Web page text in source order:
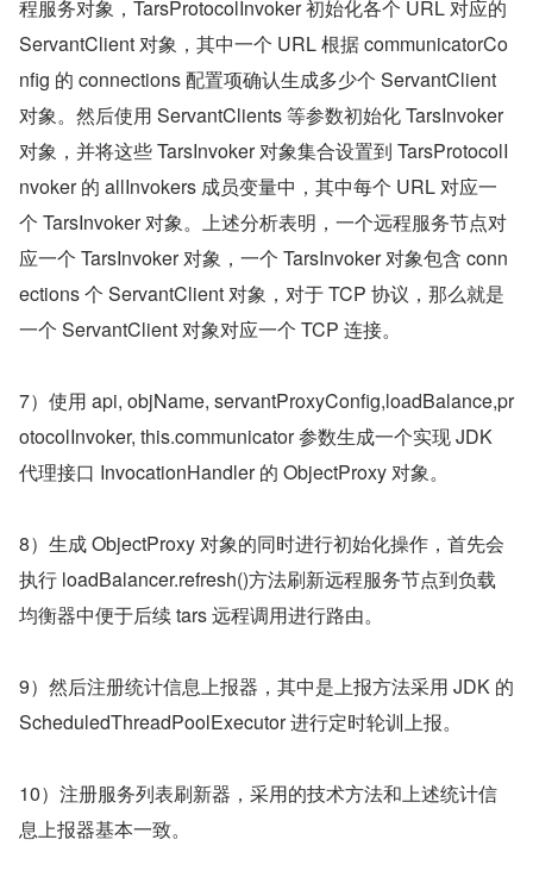
程服务对象，TarsProtocolInvoker 初始化各个 URL 对应的
ServantClient 对象，其中一个 URL 根据 communicatorCo
nfig 的 connections 配置项确认生成多少个 ServantClient
对象。然后使用 ServantClients 等参数初始化 TarsInvoker
对象，并将这些 TarsInvoker 对象集合设置到 TarsProtocolI
nvoker 的 allInvokers 成员变量中，其中每个 URL 对应一
个 TarsInvoker 对象。上述分析表明，一个远程服务节点对
应一个 TarsInvoker 对象，一个 TarsInvoker 对象包含 conn
ections 个 ServantClient 对象，对于 TCP 协议，那么就是
一个 ServantClient 对象对应一个 TCP 连接。
7）使用 api, objName, servantProxyConfig,loadBalance,pr
otocolInvoker, this.communicator 参数生成一个实现 JDK
代理接口 InvocationHandler 的 ObjectProxy 对象。
8）生成 ObjectProxy 对象的同时进行初始化操作，首先会
执行 loadBalancer.refresh()方法刷新远程服务节点到负载
均衡器中便于后续 tars 远程调用进行路由。
9）然后注册统计信息上报器，其中是上报方法采用 JDK 的
ScheduledThreadPoolExecutor 进行定时轮训上报。
10）注册服务列表刷新器，采用的技术方法和上述统计信
息上报器基本一致。